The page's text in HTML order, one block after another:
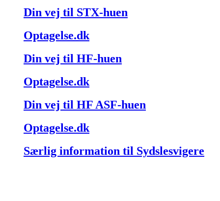
Din vej til STX-huen
Optagelse.dk
Din vej til HF-huen
Optagelse.dk
Din vej til HF ASF-huen
Optagelse.dk
Særlig information til Sydslesvigere